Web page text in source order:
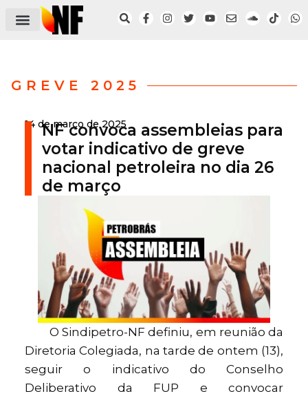
GREVE 2025
14 de março de 2025
NF convoca assembleias para
votar indicativo de greve
nacional petroleira no dia 26
de março
O Sindipetro-NF definiu, em reunião da
Diretoria Colegiada, na tarde de ontem (13),
seguir o indicativo do Conselho
Deliberativo da FUP e convocar